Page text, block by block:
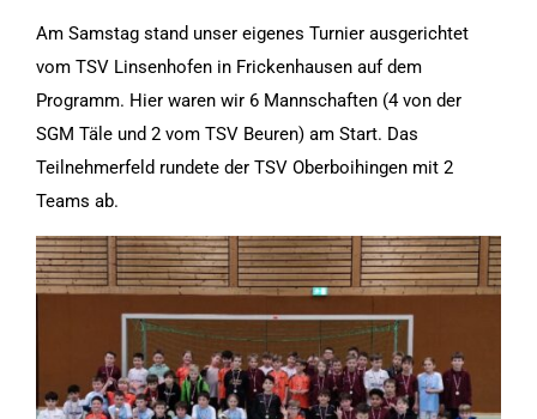
Am Samstag stand unser eigenes Turnier ausgerichtet
vom TSV Linsenhofen in Frickenhausen auf dem
Programm. Hier waren wir 6 Mannschaften (4 von der
SGM Täle und 2 vom TSV Beuren) am Start. Das
Teilnehmerfeld rundete der TSV Oberboihingen mit 2
Teams ab.
Notwendig
Diese
Cookies
die
Funktionalität
der Website
benötigt.